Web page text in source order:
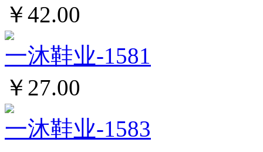
￥42.00
一沐鞋业-1581
￥27.00
一沐鞋业-1583